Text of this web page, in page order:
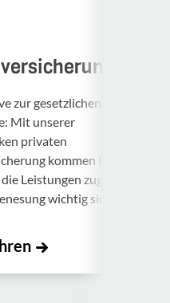
zur gesetzlichen
Mit unserer
privaten
kommen Ihnen
Leistungen zugute,
wichtig sind.